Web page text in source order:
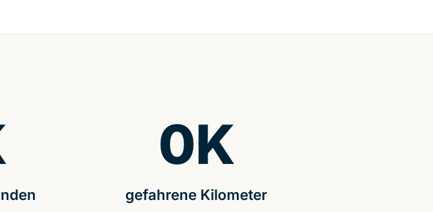
gefahrene Kilometer
0K